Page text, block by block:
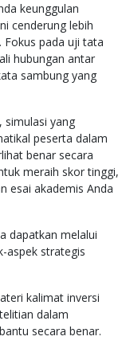
keunggulan
cenderung lebih
Fokus pada uji tata
hubungan antar
sambung yang
simulasi yang
peserta dalam
benar secara
meraih skor tinggi,
esai akademis Anda
dapatkan melalui
aspek strategis
kalimat inversi
dalam
secara benar.